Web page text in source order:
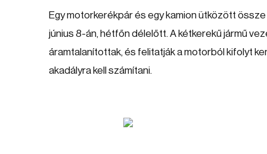
Egy motorkerékpár és egy kamion ütközött
június 8-án, hétfőn délelőtt. A kétkerekű jármű
áramtalanítottak, és felitatják a motorból kifolyt
akadályra kell számítani.